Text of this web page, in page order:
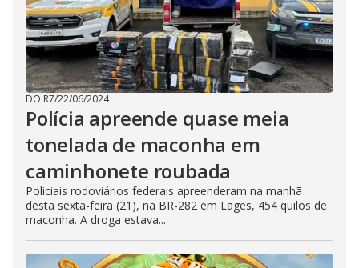
DO R7/22/06/2024
Polícia apreende quase meia
tonelada de maconha em
caminhonete roubada
Policiais rodoviários federais apreenderam na manhã
desta sexta-feira (21), na BR-282 em Lages, 454 quilos de
maconha. A droga estava...